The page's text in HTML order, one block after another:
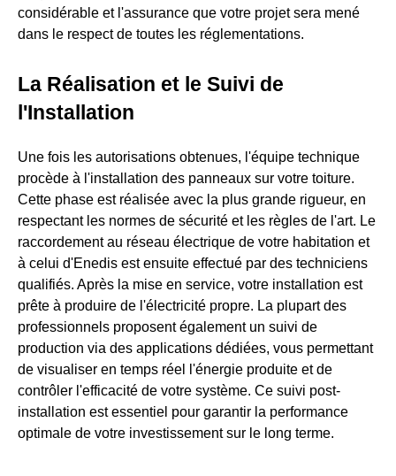
considérable et l'assurance que votre projet sera mené
dans le respect de toutes les réglementations.
La Réalisation et le Suivi de
l'Installation
Une fois les autorisations obtenues, l'équipe technique
procède à l'installation des panneaux sur votre toiture.
Cette phase est réalisée avec la plus grande rigueur, en
respectant les normes de sécurité et les règles de l'art. Le
raccordement au réseau électrique de votre habitation et
à celui d'Enedis est ensuite effectué par des techniciens
qualifiés. Après la mise en service, votre installation est
prête à produire de l'électricité propre. La plupart des
professionnels proposent également un suivi de
production via des applications dédiées, vous permettant
de visualiser en temps réel l'énergie produite et de
contrôler l'efficacité de votre système. Ce suivi post-
installation est essentiel pour garantir la performance
optimale de votre investissement sur le long terme.